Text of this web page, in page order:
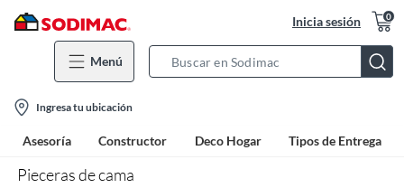
Inicia sesión 0
Menú
Bar
location-
icon
Ingresa tu ubicación
Asesoría Constructor Deco Hogar Tipos de Entrega
Pieceras de cama